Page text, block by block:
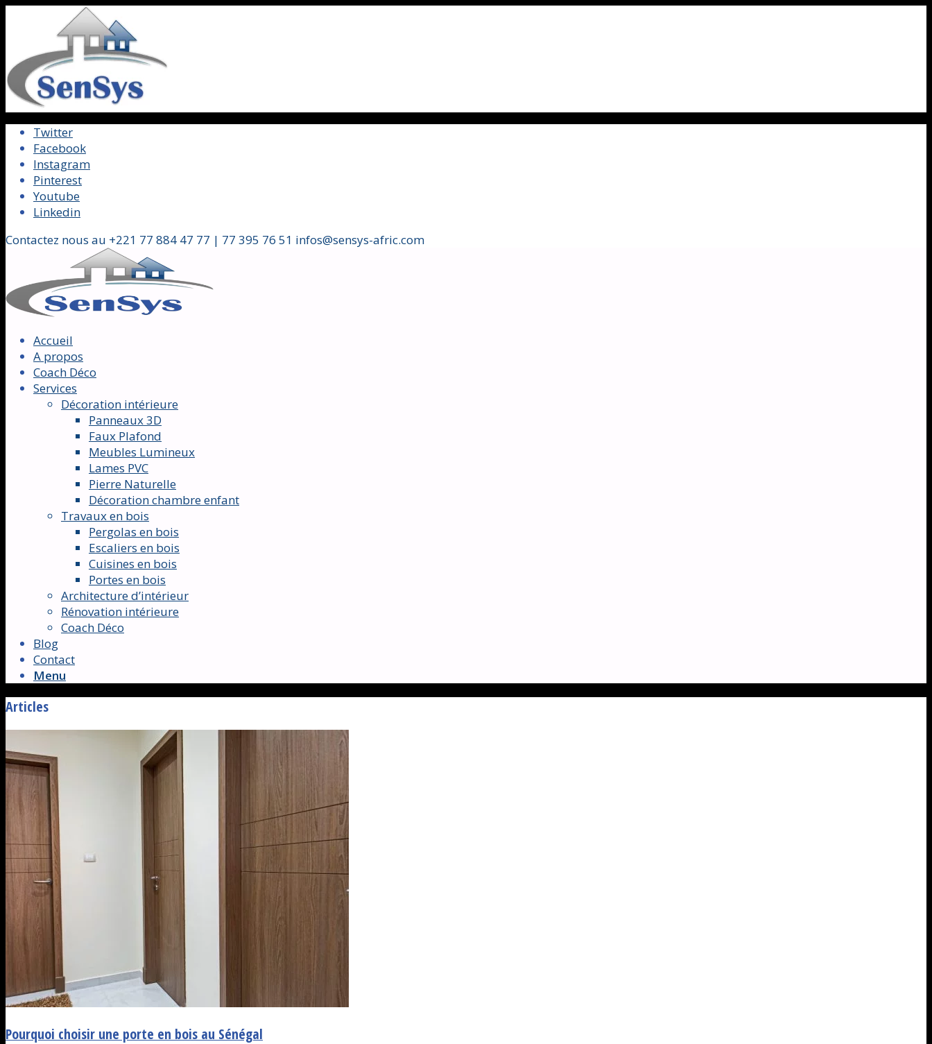
Twitter
Facebook
Instagram
Pinterest
Youtube
Linkedin
Contactez nous au +221 77 884 47 77 | 77 395 76 51 infos@sensys-afric.com
Accueil
A propos
Coach Déco
Services
Décoration intérieure
Panneaux 3D
Faux Plafond
Meubles Lumineux
Lames PVC
Pierre Naturelle
Décoration chambre enfant
Travaux en bois
Pergolas en bois
Escaliers en bois
Cuisines en bois
Portes en bois
Architecture d’intérieur
Rénovation intérieure
Coach Déco
Blog
Contact
Menu
Articles
Pourquoi choisir une porte en bois au Sénégal